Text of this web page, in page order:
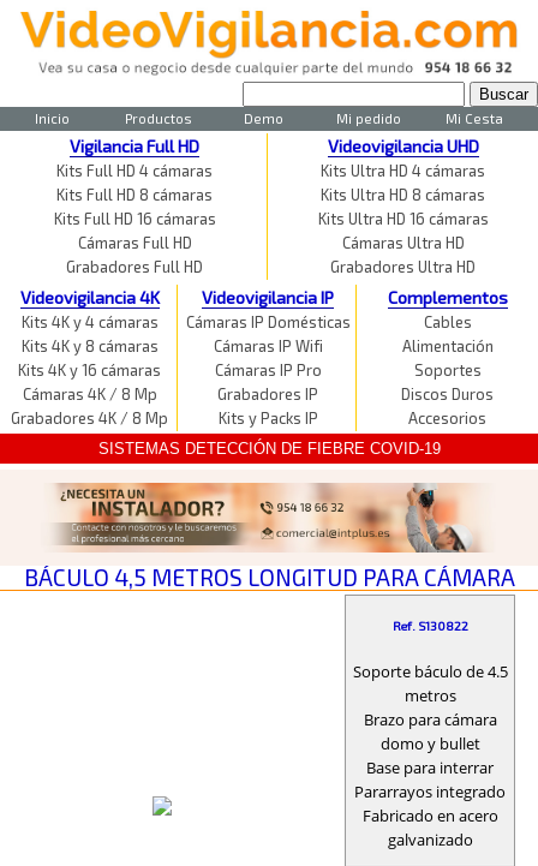
Inicio Productos Demo Mi pedido Mi Cesta
Vigilancia Full HD
Kits Full HD 4 cámaras
Kits Full HD 8 cámaras
Kits Full HD 16 cámaras
Cámaras Full HD
Grabadores Full HD
Videovigilancia UHD
Kits Ultra HD 4 cámaras
Kits Ultra HD 8 cámaras
Kits Ultra HD 16 cámaras
Cámaras Ultra HD
Grabadores Ultra HD
Videovigilancia 4K
Kits 4K y 4 cámaras
Kits 4K y 8 cámaras
Kits 4K y 16 cámaras
Cámaras 4K / 8 Mp
Grabadores 4K / 8 Mp
Videovigilancia IP
Cámaras IP Domésticas
Cámaras IP Wifi
Cámaras IP Pro
Grabadores IP
Kits y Packs IP
Complementos
Cables
Alimentación
Soportes
Discos Duros
Accesorios
SISTEMAS DETECCIÓN DE FIEBRE COVID-19
BÁCULO 4,5 METROS LONGITUD PARA CÁMARA
Ref. S130822
Soporte báculo de 4.5
metros
Brazo para cámara
domo y bullet
Base para interrar
Pararrayos integrado
Fabricado en acero
galvanizado